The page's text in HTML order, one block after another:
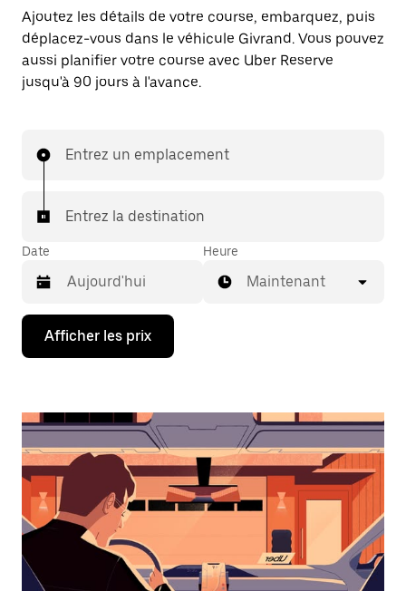
Ajoutez les détails de votre course, embarquez, puis
déplacez-vous dans le véhicule Givrand. Vous pouvez
aussi planifier votre course avec Uber Reserve
jusqu'à 90 jours à l'avance.
Entrez un emplacement
Entrez la destination
Date
Appuyez
la
bas
interagir
avec
calendrier
et
sélectionner
une
date.
Appuyez
Heure
Maintenant
Afficher les prix